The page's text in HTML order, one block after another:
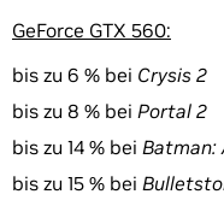
GeForce GTX 560:
bis zu 6 % bei Crysis 2
bis zu 8 % bei Portal 2
bis zu 14 % bei Batman:
bis zu 15 % bei